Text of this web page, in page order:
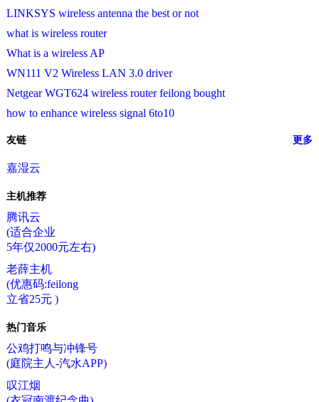
LINKSYS wireless antenna the best or not
what is wireless router
What is a wireless AP
WN111 V2 Wireless LAN 3.0 driver
Netgear WGT624 wireless router feilong bought
how to enhance wireless signal 6to10
友链 更多
嘉湿云
主机推荐
腾讯云
(适合企业
5年仅2000元左右)
老薛主机
(优惠码:feilong
立省25元 )
热门音乐
公鸡打鸣与冲锋号
(庭院主人-汽水APP)
叹江烟